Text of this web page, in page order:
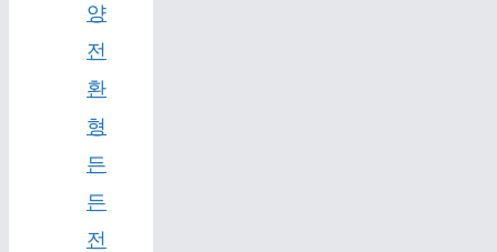
양
전
환
형
든
든
전